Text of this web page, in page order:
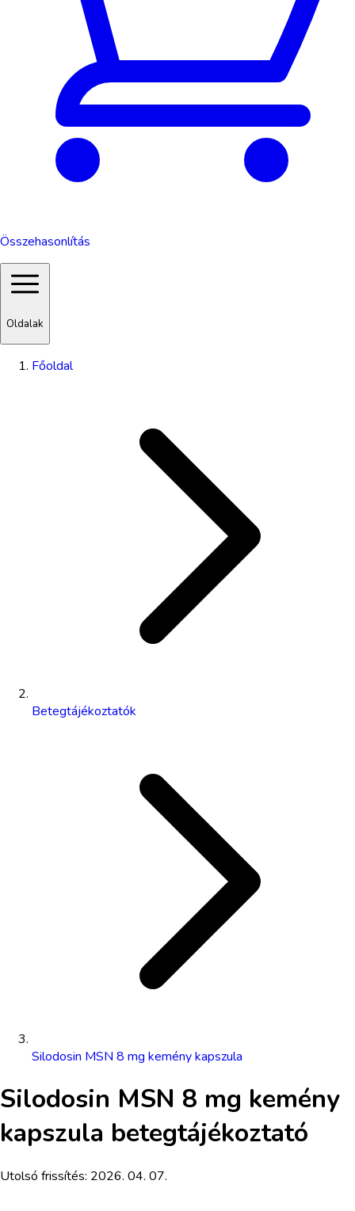
Összehasonlítás
Oldalak
Főoldal
Betegtájékoztatók
Silodosin MSN 8 mg kemény kapszula
Silodosin MSN 8 mg kemény
kapszula betegtájékoztató
Utolsó frissítés: 2026. 04. 07.